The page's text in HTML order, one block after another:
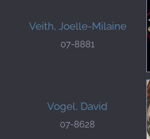
Veith, Joelle-Milaine
07-8881
Vogel, David
07-8628